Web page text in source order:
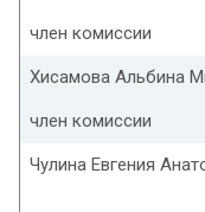
член комиссии
Хисамова Альбина
член комиссии
Чулина Евгения